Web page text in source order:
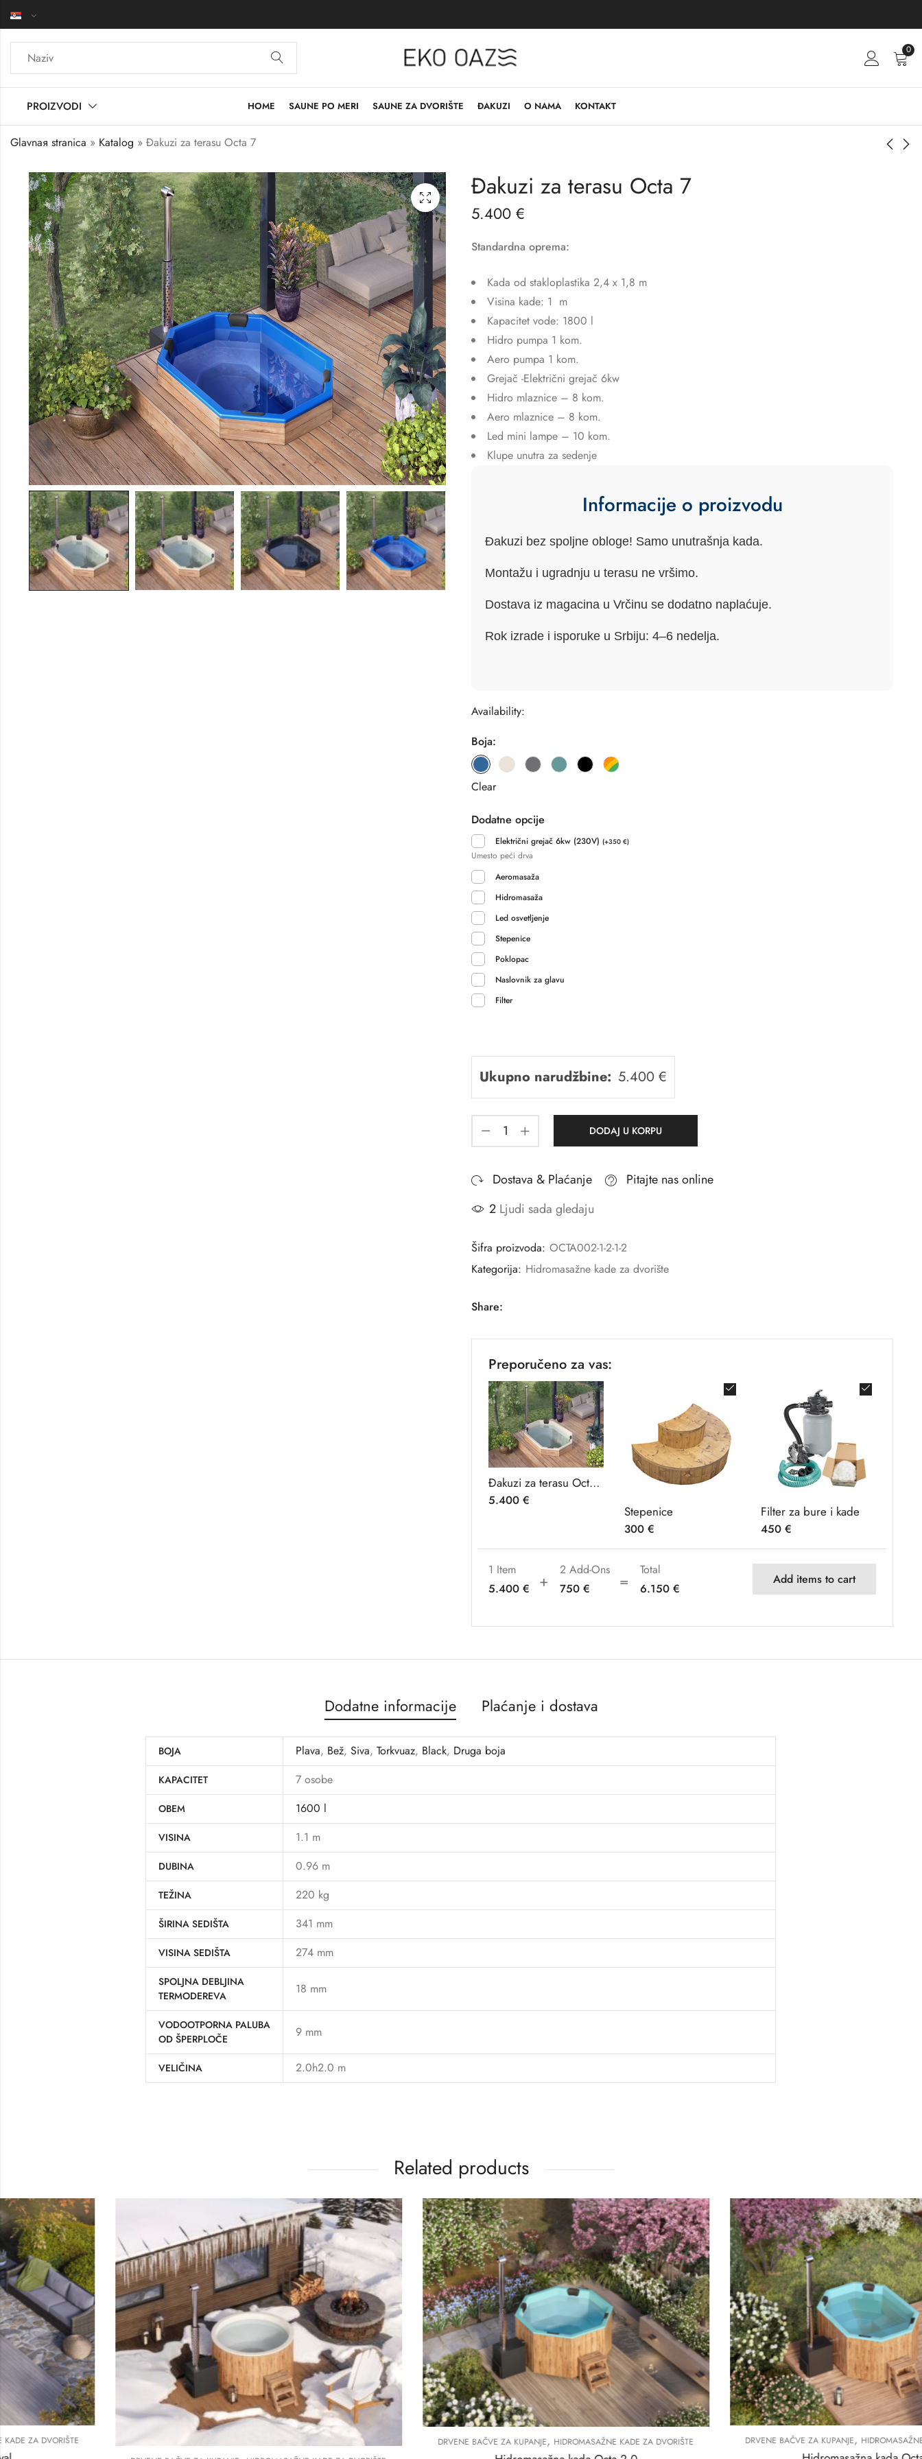
0
PROIZVODI HOME SAUNE PO MERI SAUNE ZA DVORIŠTE ĐAKUZI O NAMA KONTAKT
Glavnaя stranica » Katalog » Đakuzi za terasu Octa 7
Đakuzi za terasu Octa 7
5.400 €
Standardna oprema:
Kada od stakloplastika 2,4 x 1,8 m
Visina kade: 1 m
Kapacitet vode: 1800 l
Hidro pumpa 1 kom.
Aero pumpa 1 kom.
Grejač -Električni grejač 6kw
Hidro mlaznice – 8 kom.
Aero mlaznice – 8 kom.
Led mini lampe – 10 kom.
Klupe unutra za sedenje
Informacije o proizvodu
Đakuzi bez spoljne obloge! Samo unutrašnja kada.
Montažu i ugradnju u terasu ne vršimo.
Dostava iz magacina u Vrčinu se dodatno naplaćuje.
Rok izrade i isporuke u Srbiju: 4–6 nedelja.
Availability:
Boja:
Clear
Dodatne opcije
Električni grejač 6kw (230V) (+350 €)
Umesto peći drva
Aeromasaža
Hidromasaža
Led osvetljenje
Stepenice
Poklopac
Naslovnik za glavu
Filter
Ukupno narudžbine: 5.400 €
DODAJ U KORPU
Dostava & Plaćanje
Pitajte nas online
2 Ljudi sada gledaju
Šifra proizvoda: OCTA002-1-2-1-2
Kategorija: Hidromasažne kade za dvorište
Share:
Preporučeno za vas:
Đakuzi za terasu Octa 7
5.400 €
Stepenice
300€
Filter za bure i kade
450 €
1 Item
5.400 €
2Add-Ons
750 €
Total
6.150 €
Add items to cart
Dodatne informacije Plaćanje i dostava
BOJA Plava, Bež,Siva,Torkvuaz, Black, Druga boja
KAPACITET 7 osobe
OBEM 1600 l
VISINA 1.1 m
DUBINA 0.96 m
TEŽINA 220 kg
ŠIRINA SEDIŠTA 341 mm
VISINA SEDIŠTA 274 mm
SPOLJNA DEBLJINA
TERMODEREVA
18 mm
VODOOTPORNA PALUBA
OD ŠPERPLOČE
9 mm
VELIČINA 2.0h2.0 m
Related products
DRVENE BAČVE ZA KUPANJE,HIDROMASAŽNE KADE ZA DVORIŠTE DRVENE BAČVE ZA KUPANJE,HIDROMASAŽNE KADE ZA DVORIŠTE